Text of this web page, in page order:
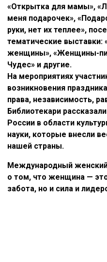
«Открытка для мамы»,
меня подарочек»,
руки, нет их теплее»,
тематические выставки:
женщины», «Женщины-
Чудес» и другие.
На мероприятиях
возникновения
права, независимость,
Библиотекари
России в области
науки, которые внесли
нашей страны.
Международный
о том, что женщина —
забота, но и сила и